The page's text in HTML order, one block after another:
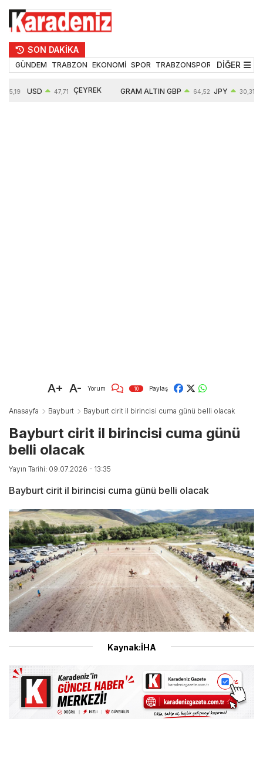
SON DAKİKA
GÜNDEM TRABZON EKONOMİ SPOR TRABZONSPOR TEKNOLOJİ
DİĞER
55,19 USD 47,71 ÇEYREK GRAM ALTIN GBP 64,52 JPY 30,31
A+ A- Yorum 10 Paylaş
Anasayfa Bayburt Bayburt cirit il birincisi cuma günü belli olacak
Bayburt cirit il birincisi cuma günü
belli olacak
Yayın Tarihi: 09.07.2026 - 13:35
Bayburt cirit il birincisi cuma günü belli olacak
Kaynak:İHA